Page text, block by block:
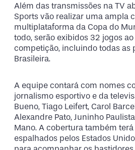
Além das transmissões na TV
Sports vão realizar uma ampla
multiplataforma da Copa do
todo, serão exibidos 32 jogos
competição, incluindo todas as
Brasileira.
A equipe contará com nomes
jornalismo esportivo e da
Bueno, Tiago Leifert, Carol
Alexandre Pato, Juninho
Mano. A cobertura também
espalhados pelos Estados